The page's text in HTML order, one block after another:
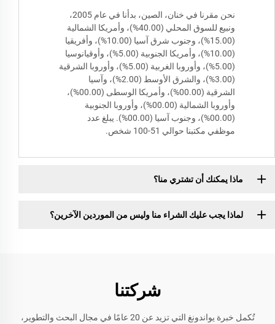
نحن مقرنا في خنان، الصين، بدأنا في عام 2005،
ونبيع للسوق المحلي (40.00%)، وأمريكا الشمالية
(15.00%)، وجنوب شرق آسيا (10.00%)، وأفريقيا
(10.00%)، وأمريكا الجنوبية (5.00%)، وأوقيانوسيا
(5.00%)، وأوروبا الغربية (5.00%)، وأوروبا الشرقية
(3.00%)، والشرق الأوسط (2.00%)، وآسيا
الشرقية (00.00%)، وأمريكا الوسطى (00.00%)،
وأوروبا الشمالية (00.00%)، وأوروبا الجنوبية
(00.00%)، وجنوب آسيا (00.00%). يبلغ عدد
موظفي مكتبنا حوالي 51-100 شخص.
ماذا يمكنك أن تشتري منا؟
لماذا يجب عليك الشراء منا وليس من الموردين الآخرين؟
شركتنا
تُكمل خبرة يواندونغ التي تزيد عن 20 عامًا في مجال البحث والتطوير،